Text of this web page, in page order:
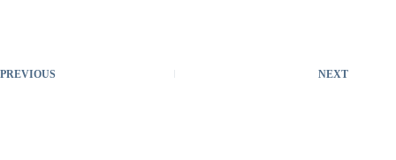
PREVIOUS NEXT